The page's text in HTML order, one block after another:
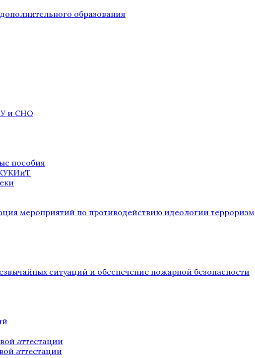
образования
и СНО
пособия
мероприятий по противодействию идеологии
ситуаций и обеспечение пожарной безопасности
аттестации
аттестации